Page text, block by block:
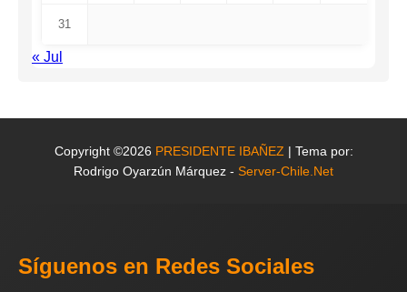
31
« Jul
Copyright ©2026 PRESIDENTE IBAÑEZ | Tema por:
Rodrigo Oyarzún Márquez - Server-Chile.Net
Síguenos en Redes Sociales